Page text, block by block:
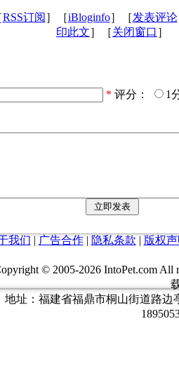
RSS订阅 ］［iBloginfo］［发表评论
印此文］［关闭窗口 ］
* 评分：
1
我们 | 广告合作| 隐私条款 | 版权
© 2005-2026 IntoPet.com
地址：福建省福鼎市桐山街道路边